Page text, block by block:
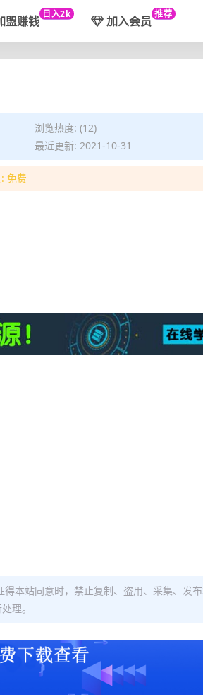
盟赚钱 日入2k 加入会员 推荐
浏览热度: (12)
最近更新: 2021-10-31
免费
本站同意时，禁止复制、盗用、采集、发
理。